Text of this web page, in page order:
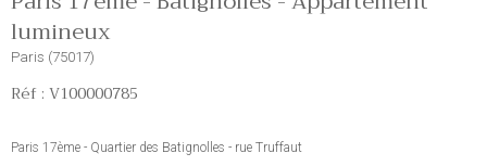
lumineux
Paris (75017)
Réf : V100000785
Paris 17ème - Quartier des Batignolles - rue Truffaut